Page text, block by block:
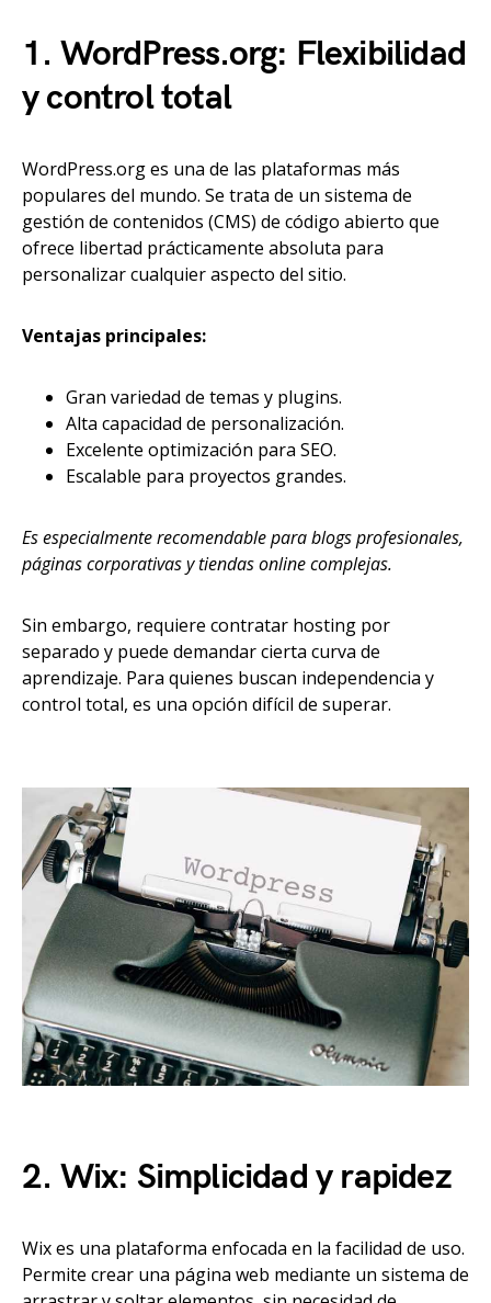
1. WordPress.org: Flexibilidad
y control total
WordPress.org es una de las plataformas más
populares del mundo. Se trata de un sistema de
gestión de contenidos (CMS) de código abierto que
ofrece libertad prácticamente absoluta para
personalizar cualquier aspecto del sitio.
Ventajas principales:
Gran variedad de temas y plugins.
Alta capacidad de personalización.
Excelente optimización para SEO.
Escalable para proyectos grandes.
Es especialmente recomendable para blogs profesionales,
páginas corporativas y tiendas online complejas.
Sin embargo, requiere contratar hosting por
separado y puede demandar cierta curva de
aprendizaje. Para quienes buscan independencia y
control total, es una opción difícil de superar.
2. Wix: Simplicidad y rapidez
Wix es una plataforma enfocada en la facilidad de uso.
Permite crear una página web mediante un sistema de